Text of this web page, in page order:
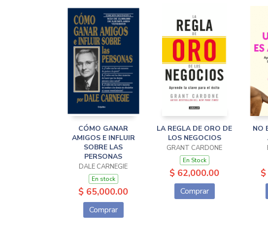
CÓMO GANAR
AMIGOS E INFLUIR
SOBRE LAS
PERSONAS
DALE CARNEGIE
En stock
$ 65,000.00
Comprar
LA REGLA DE ORO DE
LOS NEGOCIOS
GRANT CARDONE
En Stock
$ 62,000.00
Comprar
NO